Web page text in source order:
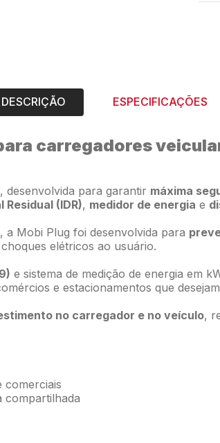
DESCRIÇÃO ESPECIFICAÇÕES
carregadores
para garantir máxima
(IDR), medidor de energia e
, a Mobi Plug foi desenvolvida para
elétricos ao usuário.
e sistema de medição de energia em
e estacionamentos que
no carregador e no veículo,
comerciais
compartilhada